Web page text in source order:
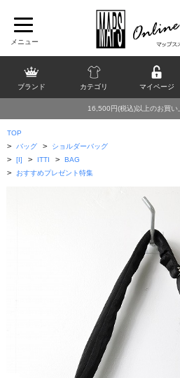
ブランド カテゴリ マイページ
16,500円(税込)以上のお買い
TOP
> バッグ > ショルダーバッグ
> [I] > ITTI > BAG
> おすすめプレゼント特集